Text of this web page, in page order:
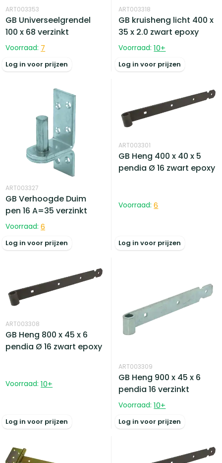
ART003353
GB Universeelgrendel
100 x 68 verzinkt
Voorraad: 7
Log in voor prijzen
ART003318
GB kruisheng licht 400 x
35 x 2.0 zwart epoxy
Voorraad: 10+
Log in voor prijzen
ART003327
GB Verhoogde Duim
pen 16 A=35 verzinkt
Voorraad: 6
Log in voor prijzen
ART003301
GB Heng 400 x 40 x 5
pendia Ø 16 zwart epoxy
Voorraad: 6
Log in voor prijzen
ART003308
GB Heng 800 x 45 x 6
pendia Ø 16 zwart epoxy
Voorraad: 10+
Log in voor prijzen
ART003309
GB Heng 900 x 45 x 6
pendia 16 verzinkt
Voorraad: 10+
Log in voor prijzen